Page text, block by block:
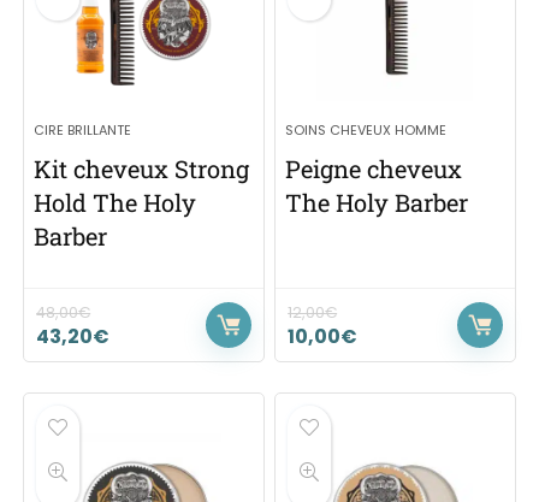
CIRE BRILLANTE
Kit cheveux Strong
Hold The Holy
Barber
48,00€
43,20€
SOINS CHEVEUX HOMME
Peigne cheveux
The Holy Barber
12,00€
10,00€